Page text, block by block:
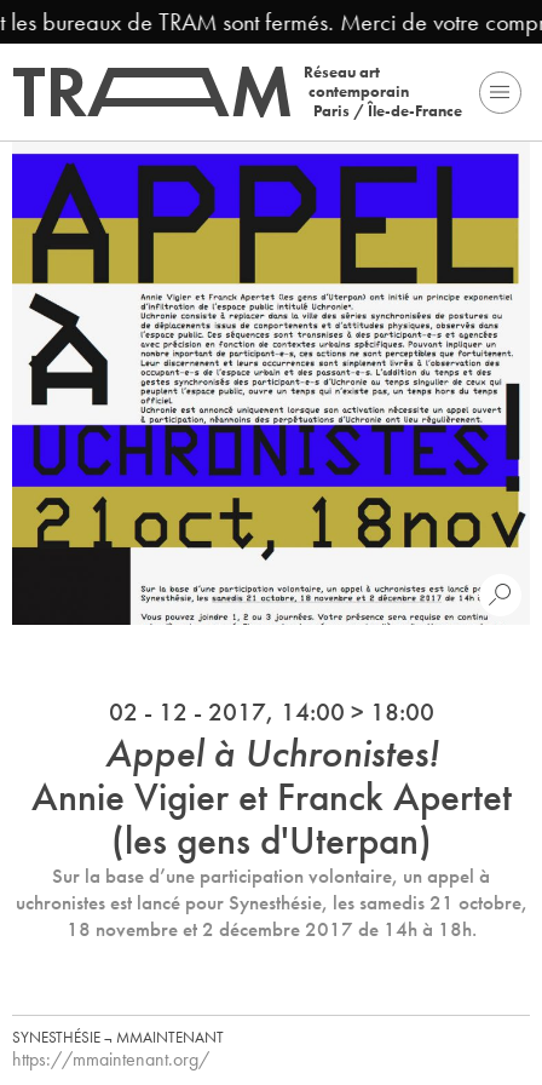
de TRAM sont fermés. Merci de votre
Réseau art
contemporain
Paris / Île-de-France
02 - 12 - 2017, 14:00 > 18:00
Appel à Uchronistes!
Annie Vigier et Franck Apertet
(les gens d'Uterpan)
Sur la base d’une participation volontaire, un appel à
uchronistes est lancé pour Synesthésie, les samedis 21 octobre,
18 novembre et 2 décembre 2017 de 14h à 18h.
SYNESTHÉSIE ¬ MMAINTENANT
https://mmaintenant.org/